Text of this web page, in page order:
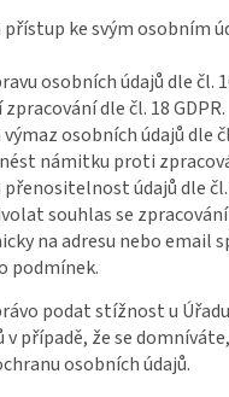
přístup ke svým osobním
osobních údajů dle čl.
dle čl. 18 GDPR.
osobních údajů dle
námitku proti
přenositelnost údajů dle čl.
souhlas se
na adresu nebo email
podmínek.
podat stížnost u
v případě, že se
osobních údajů.